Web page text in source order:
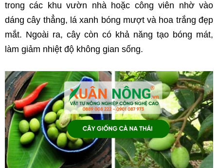
trong các khu vườn nhà hoặc công viên nhờ vào
dáng cây thẳng, lá xanh bóng mượt và hoa trắng đẹp
mắt. Ngoài ra, cây còn có khả năng tạo bóng mát,
làm giảm nhiệt độ không gian sống.